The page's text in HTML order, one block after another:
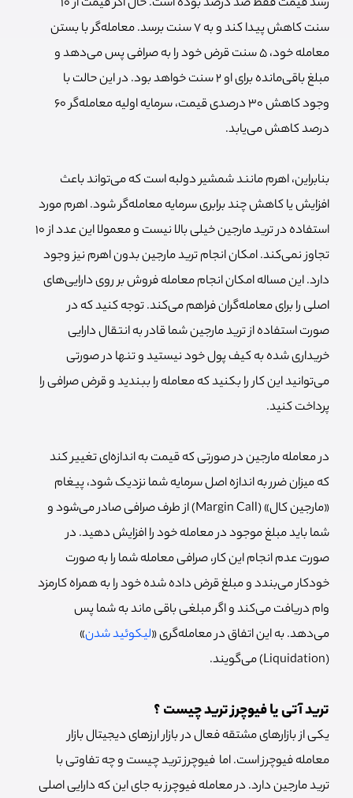
سنت کاهش پیدا کند و به 7 سنت برسد. معامله‌گر با بستن
معامله خود، 5 سنت قرض خود را به صرافی پس می‌دهد و
مبلغ باقی‌مانده برای او 2 سنت خواهد بود. در این حالت با
وجود کاهش 30 درصدی قیمت، سرمایه اولیه معامله‌گر 60
درصد کاهش می‌یابد.
بنابراین، اهرم مانند شمشیر دولبه است که می‌تواند باعث
افزایش یا کاهش چند برابری سرمایه معامله‌گر شود. اهرم مورد
استفاده در ترید مارجین خیلی بالا نیست و معمولا این عدد از 10
تجاوز نمی‌کند. امکان انجام ترید مارجین بدون اهرم نیز وجود
دارد. این مساله امکان انجام معامله فروش بر روی دارایی‌های
اصلی را برای معامله‌گران فراهم می‌کند. توجه کنید که در
صورت استفاده از ترید مارجین شما قادر به انتقال دارایی
خریداری شده به کیف پول خود نیستید و تنها در صورتی
می‌توانید این کار را بکنید که معامله را ببندید و قرض صرافی را
پرداخت کنید.
در معامله مارجین در صورتی که قیمت به اندازه‌ای تغییر کند
که میزان ضرر به اندازه اصل سرمایه شما نزدیک شود، پیغام
«مارجین کال» (Margin Call) از طرف صرافی صادر می‌شود و
شما باید مبلغ موجود در معامله خود را افزایش دهید. در
صورت عدم انجام این کار، صرافی معامله شما را به صورت
خودکار می‌بندد و مبلغ قرض داده شده خود را به همراه کارمزد
وام دریافت می‌کند و اگر مبلغی باقی ماند به شما پس
می‌دهد. به این اتفاق در معامله‌گری «لیکوئید شدن»
(Liquidation) می‌گویند.
ترید آتی یا فیوچرز ترید چیست ؟
یکی از بازارهای مشتقه فعال در بازار ارزهای دیجیتال بازار
معامله فیوچرز است. اما فیوچرز ترید چیست و چه تفاوتی با
ترید مارجین دارد. در معامله فیوچرز به جای این که دارایی اصلی